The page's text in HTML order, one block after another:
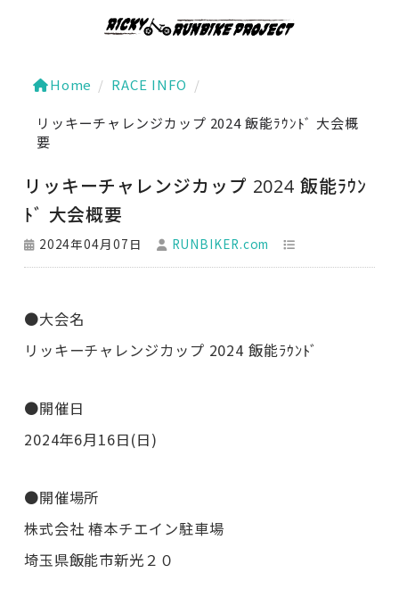
Home / RACE INFO /
リッキーチャレンジカップ 2024 飯能ﾗｳﾝﾄﾞ 大会概
要
リッキーチャレンジカップ 2024 飯能ﾗｳﾝ
ﾄﾞ 大会概要
2024年04月07日 RUNBIKER.com
●大会名
リッキーチャレンジカップ 2024 飯能ﾗｳﾝﾄﾞ
●開催日
2024年6月16日(日)
●開催場所
株式会社 椿本チエイン駐車場
埼玉県飯能市新光２０